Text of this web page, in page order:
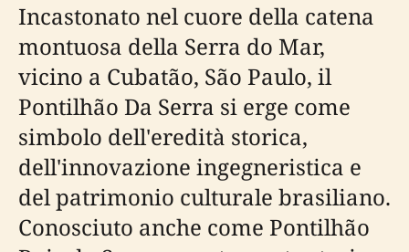
Incastonato nel cuore della catena
montuosa della Serra do Mar,
vicino a Cubatão, São Paulo, il
Pontilhão Da Serra si erge come
simbolo dell'eredità storica,
dell'innovazione ingegneristica e
del patrimonio culturale brasiliano.
Conosciuto anche come Pontilhão